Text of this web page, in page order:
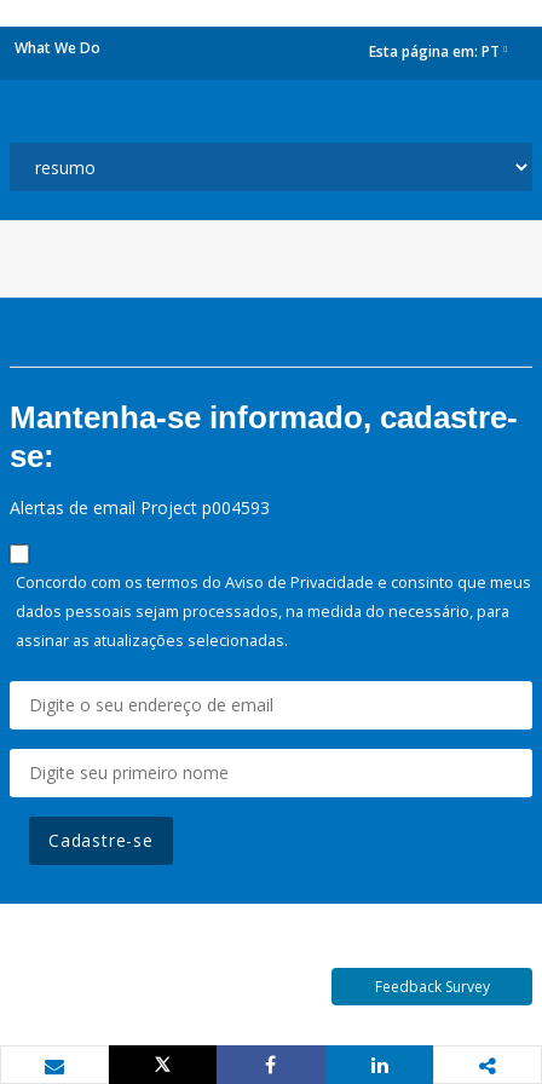
What We Do Esta página em: PT
Mantenha-se informado, cadastre-
se:
Alertas de email Project p004593
Concordo com os termos do Aviso de Privacidade e consinto que meus
dados pessoais sejam processados, na medida do necessário, para
assinar as atualizações selecionadas.
Cadastre-se
Feedback Survey